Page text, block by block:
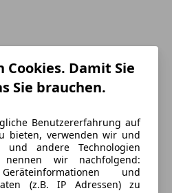
Cookies. Damit Sie
Sie brauchen.
Benutzererfahrung auf
bieten, verwenden wir und
und andere Technologien
nennen wir nachfolgend:
und
(z.B. IP Adressen) zu